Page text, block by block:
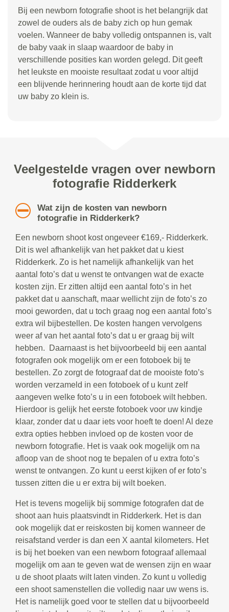
Bij een newborn fotografie shoot is het belangrijk dat
zowel de ouders als de baby zich op hun gemak
voelen. Wanneer de baby volledig ontspannen is, valt
de baby vaak in slaap waardoor de baby in
verschillende posities kan worden gelegd. Dit geeft
het leukste en mooiste resultaat zodat u voor altijd
een blijvende herinnering houdt aan de korte tijd dat
uw baby zo klein is.
Veelgestelde vragen over newborn
fotografie Ridderkerk
Wat zijn de kosten van newborn
fotografie in Ridderkerk?
Een newborn shoot kost ongeveer €169,- Ridderkerk.
Dit is wel afhankelijk van het pakket dat u kiest
Ridderkerk. Zo is het namelijk afhankelijk van het
aantal foto’s dat u wenst te ontvangen wat de exacte
kosten zijn. Er zitten altijd een aantal foto’s in het
pakket dat u aanschaft, maar wellicht zijn de foto’s zo
mooi geworden, dat u toch graag nog een aantal foto’s
extra wil bijbestellen. De kosten hangen vervolgens
weer af van het aantal foto’s dat u er graag bij wilt
hebben. Daarnaast is het bijvoorbeeld bij een aantal
fotografen ook mogelijk om er een fotoboek bij te
bestellen. Zo zorgt de fotograaf dat de mooiste foto’s
worden verzameld in een fotoboek of u kunt zelf
aangeven welke foto’s u in een fotoboek wilt hebben.
Hierdoor is gelijk het eerste fotoboek voor uw kindje
klaar, zonder dat u daar iets voor hoeft te doen! Al deze
extra opties hebben invloed op de kosten voor de
newborn fotografie. Het is vaak ook mogelijk om na
afloop van de shoot nog te bepalen of u extra foto’s
wenst te ontvangen. Zo kunt u eerst kijken of er foto’s
tussen zitten die u er extra bij wilt boeken.
Het is tevens mogelijk bij sommige fotografen dat de
shoot aan huis plaatsvindt in Ridderkerk. Het is dan
ook mogelijk dat er reiskosten bij komen wanneer de
reisafstand verder is dan een X aantal kilometers. Het
is bij het boeken van een newborn fotograaf allemaal
mogelijk om aan te geven wat de wensen zijn en waar
u de shoot plaats wilt laten vinden. Zo kunt u volledig
een shoot samenstellen die volledig naar uw wens is.
Het is namelijk goed voor te stellen dat u bijvoorbeeld